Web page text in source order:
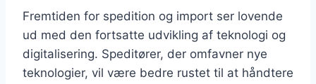
Fremtiden for spedition og import ser lovende
ud med den fortsatte udvikling af teknologi og
digitalisering. Speditører, der omfavner nye
teknologier, vil være bedre rustet til at håndtere